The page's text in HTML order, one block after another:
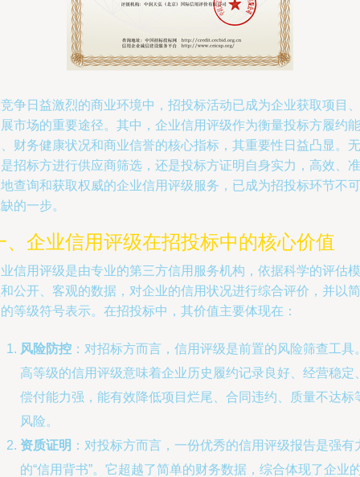
争日益激烈的商业环境中，招投标活动已成为企业获取项目、
市场的重要途径。其中，企业信用评级作为衡量投标方履约能
财务健康状况和商业信誉的核心指标，其重要性日益凸显。无
招标方进行供应商筛选，还是投标方证明自身实力，高效、准
查询和获取权威的企业信用评级服务，已成为招投标环节不可
的一步。
、企业信用评级在招投标中的核心价值
信用评级是由专业的第三方信用服务机构，依据科学的评估模
公开、客观的数据，对企业的信用状况进行综合评价，并以简
等级符号表示。在招投标中，其价值主要体现在：
风险防控 ：对招标方而言，信用评级是前置的风险筛查工具
高等级的信用评级意味着企业历史履约记录良好、经营稳定
偿付能力强，能有效降低项目烂尾、合同违约、质量不达标
风险。
资质证明 ：对投标方而言，一份优秀的信用评级报告是强有
的“信用背书”。它超越了简单的财务数据，综合体现了企业